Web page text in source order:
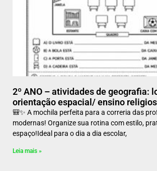
2º ANO – atividades de geografia:
orientação espacial/ ensino
🎒✨ A mochila perfeita para a correria das
modernas! Organize sua rotina com estilo,
espaço!Ideal para o dia a dia escolar,
Leia mais »